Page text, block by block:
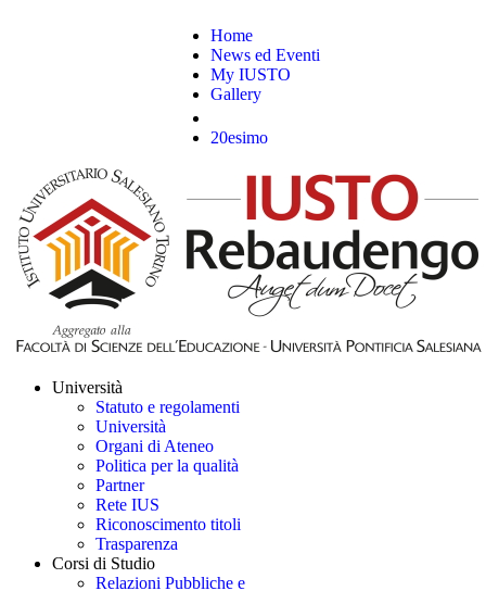
Home
News ed Eventi
My IUSTO
Gallery
20esimo
Università
Statuto e regolamenti
Università
Organi di Ateneo
Politica per la qualità
Partner
Rete IUS
Riconoscimento titoli
Trasparenza
Corsi di Studio
Relazioni Pubbliche e